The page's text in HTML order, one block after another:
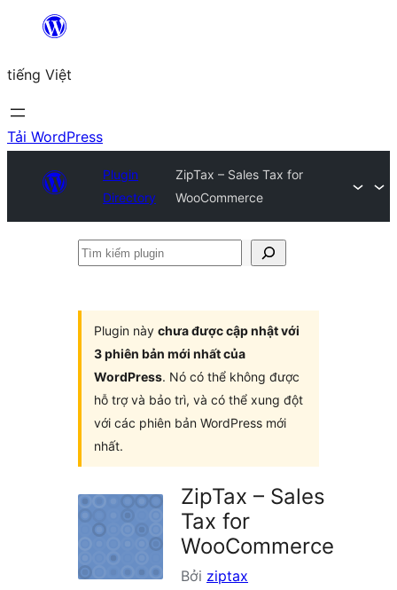
Chuyển
phần
nội
dung
tiếng Việt
Tải WordPress
Plugin
Directory
ZipTax – Sales Tax for
WooCommerce
Tìm
Plugin này chưa được cập nhật với
3 phiên bản mới nhất của
WordPress. Nó có thể không được
hỗ trợ và bảo trì, và có thể xung đột
với các phiên bản WordPress mới
nhất.
ZipTax – Sales
Tax for
WooCommerce
Bởi ziptax